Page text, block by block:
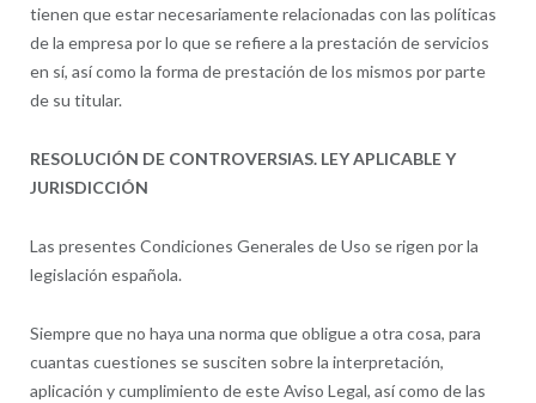
tienen que estar necesariamente relacionadas con las políticas
de la empresa por lo que se refiere a la prestación de servicios
en sí, así como la forma de prestación de los mismos por parte
de su titular.
RESOLUCIÓN DE CONTROVERSIAS. LEY APLICABLE Y
JURISDICCIÓN
Las presentes Condiciones Generales de Uso se rigen por la
legislación española.
Siempre que no haya una norma que obligue a otra cosa, para
cuantas cuestiones se susciten sobre la interpretación,
aplicación y cumplimiento de este Aviso Legal, así como de las